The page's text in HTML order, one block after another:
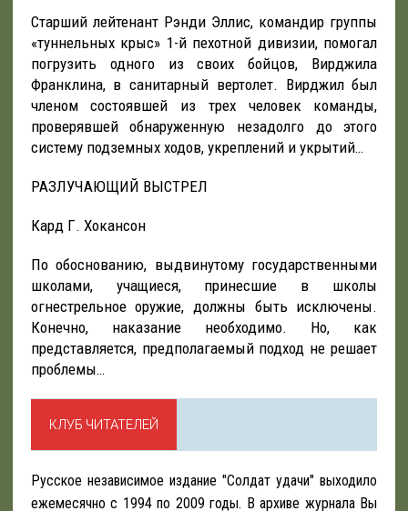
Старший лейтенант Рэнди Эллис, командир группы
«туннельных крыс» 1-й пехотной дивизии, помогал
погрузить одного из своих бойцов, Вирджила
Франклина, в санитарный вертолет. Вирджил был
членом состоявшей из трех человек команды,
проверявшей обнаруженную незадолго до этого
систему подземных ходов, укреплений и укрытий…
РАЗЛУЧАЮЩИЙ ВЫСТРЕЛ
Кард Г. Хокансон
По обоснованию, выдвинутому государственными
школами, учащиеся, принесшие в школы
огнестрельное оружие, должны быть исключены.
Конечно, наказание необходимо. Но, как
представляется, предполагаемый подход не решает
проблемы…
КЛУБ ЧИТАТЕЛЕЙ
Русское независимое издание "Солдат удачи" выходило
ежемесячно с 1994 по 2009 годы. В архиве журнала Вы